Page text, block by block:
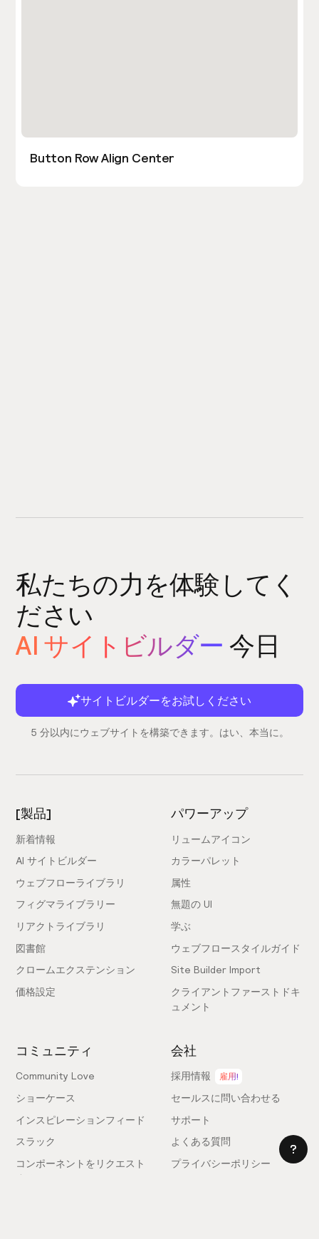
Button Row Align Center
私たちの力を体験してく
ださい
AI サイトビルダー 今日
サイトビルダーをお試しください
5 分以内にウェブサイトを構築できます。はい、本当に。
[製品]
新着情報
AI サイトビルダー
ウェブフローライブラリ
フィグマライブラリー
リアクトライブラリ
図書館
クロームエクステンション
価格設定
パワーアップ
リュームアイコン
カラーパレット
属性
無題の UI
学ぶ
ウェブフロースタイルガイド
Site Builder Import
クライアントファーストドキ
ュメント
コミュニティ
Community Love
ショーケース
インスピレーションフィード
スラック
コンポーネントをリクエスト
する
会社
採用情報 雇用!
セールスに問い合わせる
サポート
よくある質問
プライバシーポリシー